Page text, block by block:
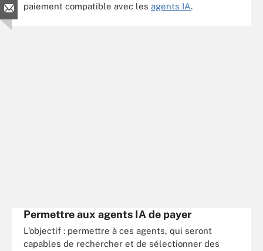
paiement compatible avec les agents IA.
Permettre aux agents IA de payer
L’objectif : permettre à ces agents, qui seront
capables de rechercher et de sélectionner des